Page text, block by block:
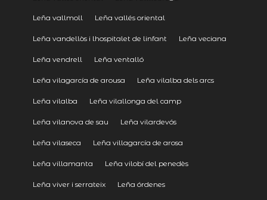
Leña vallmoll Leña vallés oriental
Leña vandellòs i lhospitalet de linfant Leña veciana
Leña vendrell Leña ventalló
Leña vilagarcía de arousa Leña vilalba dels arcs
Leña vilalba Leña vilallonga del camp
Leña vilanova de sau Leña vilardevós
Leña vilaseca Leña villagarcía de arosa
Leña villamanta Leña vilobí del penedès
Leña viver i serrateix Leña órdenes